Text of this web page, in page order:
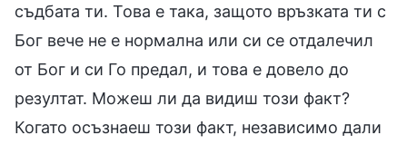
съдбата ти. Това е така, защото връзката ти с
Бог вече не е нормална или си се отдалечил
от Бог и си Го предал, и това е довело до
резултат. Можеш ли да видиш този факт?
Когато осъзнаеш този факт, независимо дали